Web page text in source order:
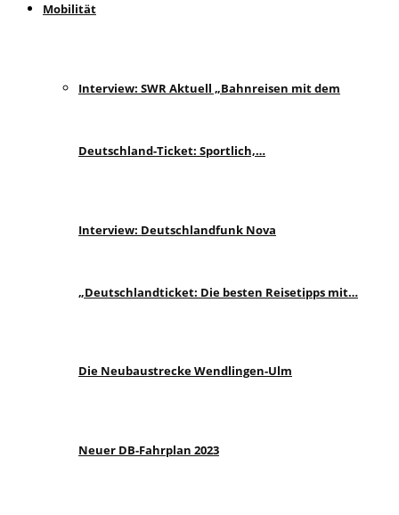
Mobilität
Interview: SWR Aktuell „Bahnreisen mit dem
Deutschland-Ticket: Sportlich,…
Interview: Deutschlandfunk Nova
„Deutschlandticket: Die besten Reisetipps mit…
Die Neubaustrecke Wendlingen-Ulm
Neuer DB-Fahrplan 2023